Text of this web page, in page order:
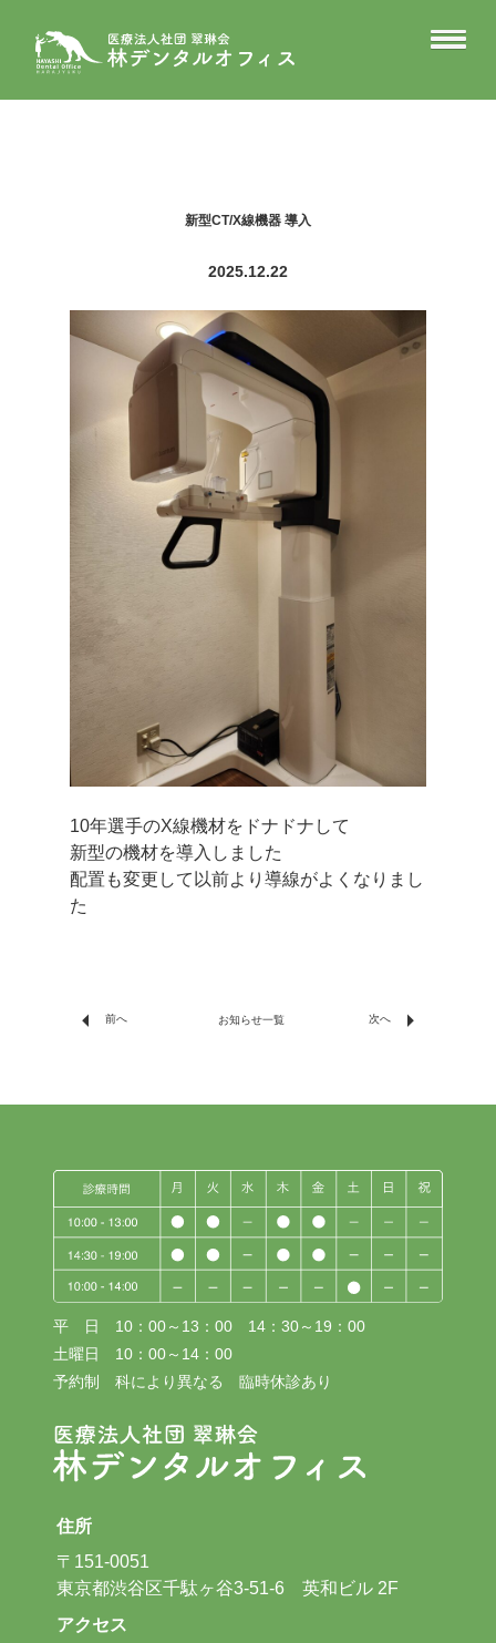
新型CT/X線機器 導入
2025.12.22
10年選手のX線機材をドナドナして
新型の機材を導入しました
配置も変更して以前より導線がよくなりまし
た
arrow_left 前へ お知らせ一覧 次へ arrow_right
平 日 10：00～13：00 14：30～19：00
土曜日 10：00～14：00
予約制 科により異なる 臨時休診あり
住所
〒151-0051
東京都渋谷区千駄ヶ谷3-51-6 英和ビル 2F
アクセス